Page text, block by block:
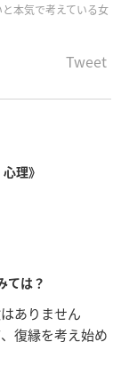
本気で考えている女
Tweet
理》
ては？
ありません
復縁を考え始め